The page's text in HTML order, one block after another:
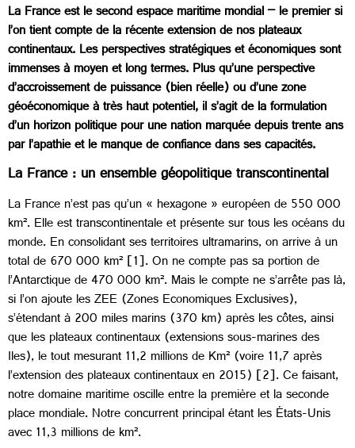
La France est le second espace maritime mondial – le premier si
l’on tient compte de la récente extension de nos plateaux
continentaux. Les perspectives stratégiques et économiques sont
immenses à moyen et long termes. Plus qu’une perspective
d’accroissement de puissance (bien réelle) ou d’une zone
géoéconomique à très haut potentiel, il s’agit de la formulation
d’un horizon politique pour une nation marquée depuis trente ans
par l’apathie et le manque de confiance dans ses capacités.
La France : un ensemble géopolitique transcontinental
La France n’est pas qu’un « hexagone » européen de 550 000
km². Elle est transcontinentale et présente sur tous les océans du
monde. En consolidant ses territoires ultramarins, on arrive à un
total de 670 000 km² [1]. On ne compte pas sa portion de
l’Antarctique de 470 000 km². Mais le compte ne s’arrête pas là,
si l’on ajoute les ZEE (Zones Economiques Exclusives),
s’étendant à 200 miles marins (370 km) après les côtes, ainsi
que les plateaux continentaux (extensions sous-marines des
Iles), le tout mesurant 11,2 millions de Km² (voire 11,7 après
l’extension des plateaux continentaux en 2015) [2]. Ce faisant,
notre domaine maritime oscille entre la première et la seconde
place mondiale. Notre concurrent principal étant les États-Unis
avec 11,3 millions de km².